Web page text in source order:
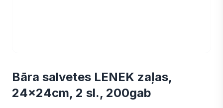
Bāra salvetes LENEK zaļas,
24x24cm, 2 sl., 200gab